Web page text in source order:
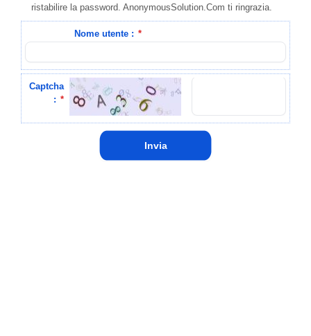
ristabilire la password. AnonymousSolution.Com ti ringrazia.
Nome utente : *
Captcha
: *